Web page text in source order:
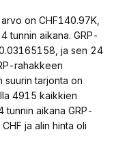
on CHF140.97K,
tunnin aikana. GRP-
ja sen 24
rahakkeen
suurin tarjonta on
4915 kaikkien
aikana GRP-
ja alin hinta oli